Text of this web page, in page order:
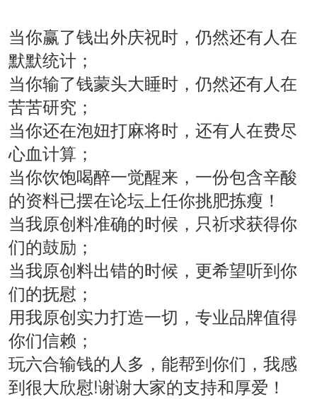
当你赢了钱出外庆祝时，仍然还有人在
默默统计；
当你输了钱蒙头大睡时，仍然还有人在
苦苦研究；
当你还在泡妞打麻将时，还有人在费尽
心血计算；
当你饮饱喝醉一觉醒来，一份包含辛酸
的资料已摆在论坛上任你挑肥拣瘦！
当我原创料准确的时候，只祈求获得你
们的鼓励；
当我原创料出错的时候，更希望听到你
们的抚慰；
用我原创实力打造一切，专业品牌值得
你们信赖；
玩六合输钱的人多，能帮到你们，我感
到很大欣慰!谢谢大家的支持和厚爱！